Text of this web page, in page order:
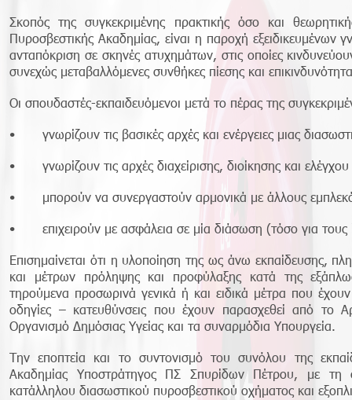
Σκοπός της συγκεκριμένης πρακτικής όσο και
Πυροσβεστικής Ακαδημίας, είναι η παροχή εξειδικευμένων
ανταπόκριση σε σκηνές ατυχημάτων, στις οποίες
συνεχώς μεταβαλλόμενες συνθήκες πίεσης και
Οι σπουδαστές-εκπαιδευόμενοι μετά το πέρας της
• γνωρίζουν τις βασικές αρχές και ενέργειες μιας
• γνωρίζουν τις αρχές διαχείρισης, διοίκησης και
• μπορούν να συνεργαστούν αρμονικά με άλλους
• επιχειρούν με ασφάλεια σε μία διάσωση (τόσο για τους
Επισημαίνεται ότι η υλοποίηση της ως άνω εκπαίδευσης,
και μέτρων πρόληψης και προφύλαξης κατά της
τηρούμενα προσωρινά γενικά ή και ειδικά μέτρα που
οδηγίες – κατευθύνσεις που έχουν παρασχεθεί από το
Οργανισμό Δημόσιας Υγείας και τα συναρμόδια Υπουργεία.
Την εποπτεία και το συντονισμό του συνόλου της
Ακαδημίας Υποστράτηγος ΠΣ Σπυρίδων Πέτρου, με
κατάλληλου διασωστικού πυροσβεστικού οχήματος και